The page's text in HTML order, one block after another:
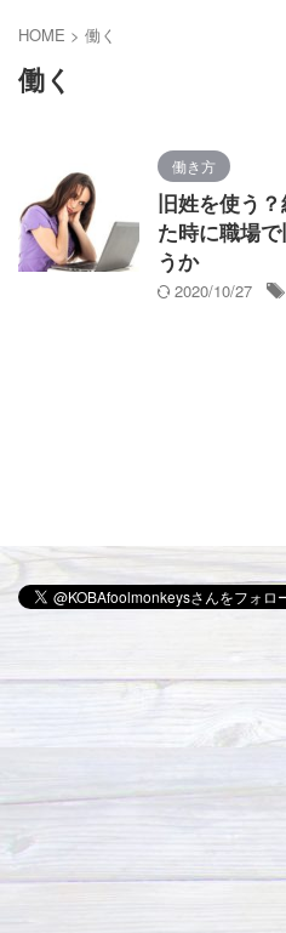
HOME > 働く
働く
働き方
旧姓を使う
た時に職場
うか
2020/10/27